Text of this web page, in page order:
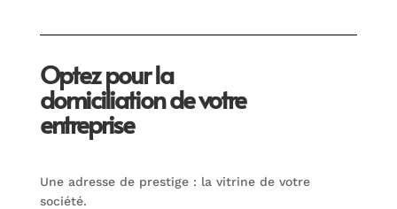
Optez pour la
domiciliation de votre
entreprise
Une adresse de prestige : la vitrine de votre
société.